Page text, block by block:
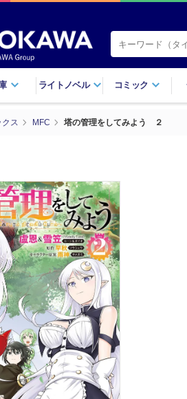
ライトノベル コミック
クス MFC 塔の管理をしてみよう ２